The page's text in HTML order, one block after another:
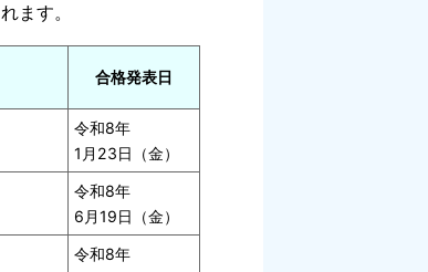
ます。
合格発表日
令和8年
1月23日（金）
令和8年
6月19日（金）
令和8年